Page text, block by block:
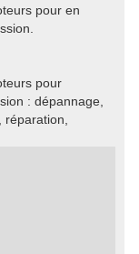
pour en
pour
: dépannage,